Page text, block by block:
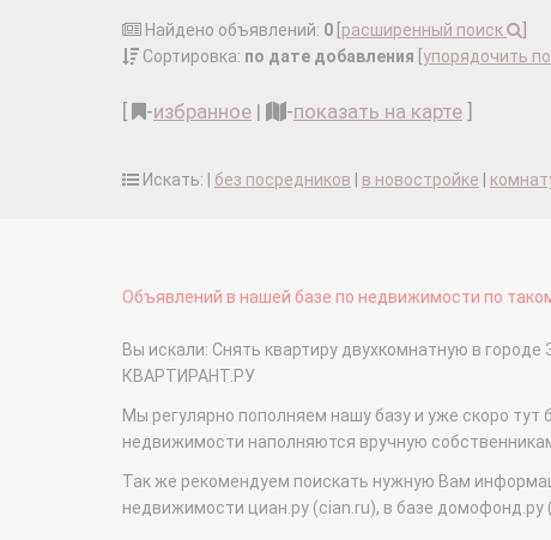
Найдено объявлений: 0 расширенный поиск
Сортировка: по дате добавления упорядочить
-избранное | -показать на карте
Искать: | без посредников в новостройке
Объявлений в нашей базе по недвижимости по
Вы искали: Снять квартиру двухкомнатную в
КВАРТИРАНТ.РУ
Мы регулярно пополняем нашу базу и уже скоро
недвижимости наполняются вручную
Так же рекомендуем поискать нужную Вам
недвижимости циан.ру (cian.ru), в базе домофонд.ру